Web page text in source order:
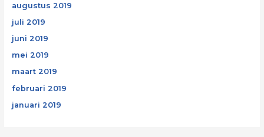
augustus 2019
juli 2019
juni 2019
mei 2019
maart 2019
februari 2019
januari 2019